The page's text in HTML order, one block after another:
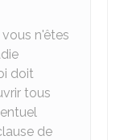
n'êtes
doit
tous
de